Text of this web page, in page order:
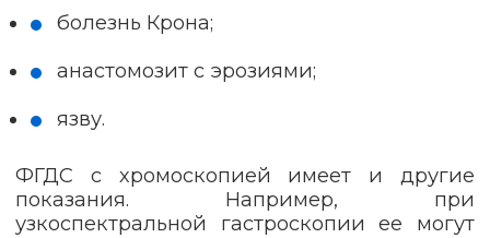
болезнь Крона;
анастомозит с эрозиями;
язву.
ФГДС с хромоскопией имеет и другие
показания. Например, при
узкоспектральной гастроскопии ее могут